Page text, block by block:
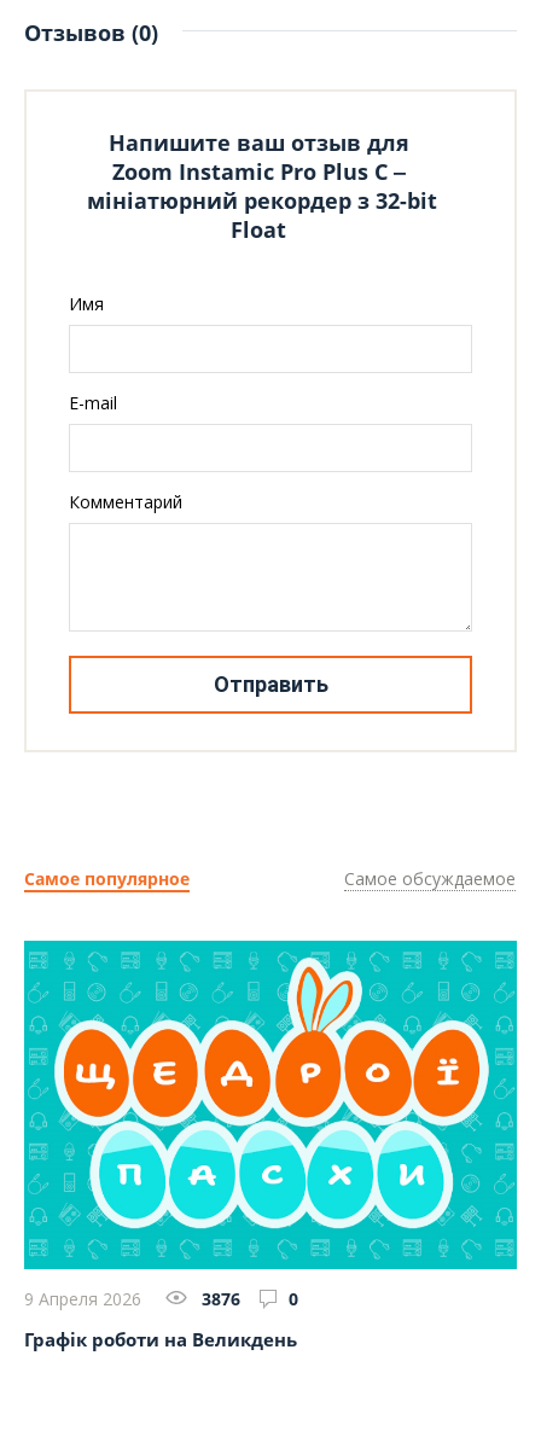
Отзывов (0)
Напишите ваш отзыв для
Zoom Instamic Pro Plus C ‒
мініатюрний рекордер з 32-bit
Float
Имя
E-mail
Комментарий
Отправить
Самое популярное Самое обсуждаемое
9 Апреля 2026 3876 0
Графік роботи на Великдень